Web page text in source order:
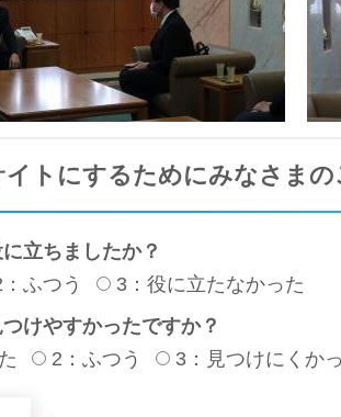
トにするためにみなさま
立ちましたか？
：ふつう
3：役に立たなかった
けやすかったですか？
2：ふつう 3：見つけにくか